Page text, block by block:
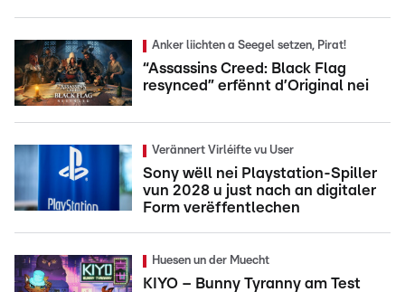
Anker liichten a Seegel setzen, Pirat!
“Assassins Creed: Black Flag
resynced” erfënnt d’Original nei
Verännert Virléifte vu User
Sony wëll nei Playstation-Spiller
vun 2028 u just nach an digitaler
Form verëffentlechen
Huesen un der Muecht
KIYO – Bunny Tyranny am Test